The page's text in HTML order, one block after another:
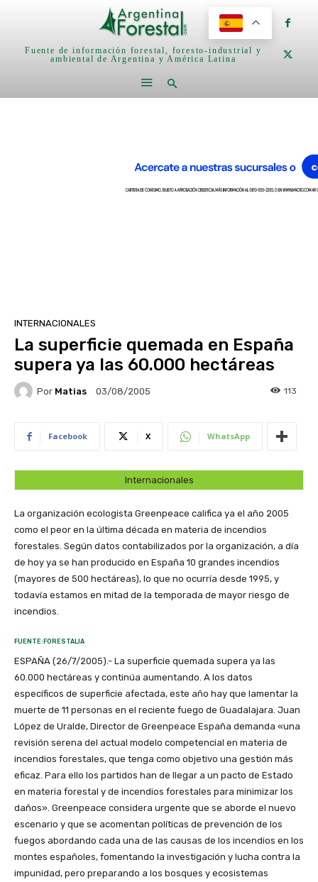
Fuente de información forestal, foresto-industrial y
ambiental de Argentina y América Latina
INTERNACIONALES
La superficie quemada en España
supera ya las 60.000 hectáreas
Por Matias 03/08/2005 113
Facebook X WhatsApp
Internacionales
La organización ecologista Greenpeace califica ya el año 2005
como el peor en la última década en materia de incendios
forestales. Según datos contabilizados por la organización, a día
de hoy ya se han producido en España 10 grandes incendios
(mayores de 500 hectáreas), lo que no ocurría desde 1995, y
todavía estamos en mitad de la temporada de mayor riesgo de
incendios.
FUENTE:FORESTALIA
ESPAÑA (26/7/2005).- La superficie quemada supera ya las
60.000 hectáreas y continúa aumentando. A los datos
específicos de superficie afectada, este año hay que lamentar la
muerte de 11 personas en el reciente fuego de Guadalajara. Juan
López de Uralde, Director de Greenpeace España demanda «una
revisión serena del actual modelo competencial en materia de
incendios forestales, que tenga como objetivo una gestión más
eficaz. Para ello los partidos han de llegar a un pacto de Estado
en materia forestal y de incendios forestales para minimizar los
daños». Greenpeace considera urgente que se aborde el nuevo
escenario y que se acomentan políticas de prevención de los
fuegos abordando cada una de las causas de los incendios en los
montes españoles, fomentando la investigación y lucha contra la
impunidad, pero preparando a los bosques y ecosistemas